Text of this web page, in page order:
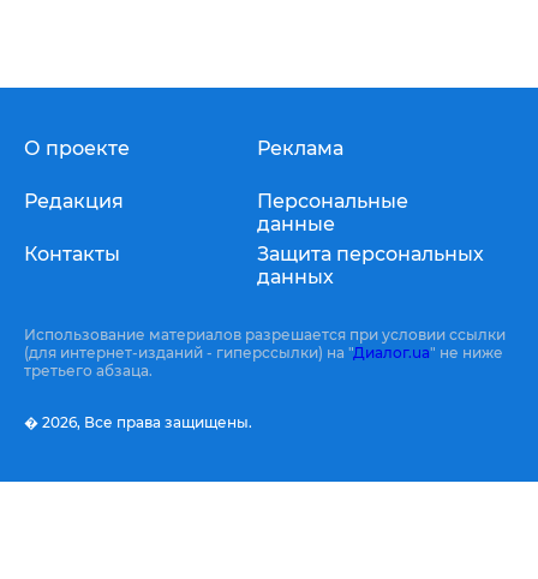
О проекте
Редакция
Контакты
Реклама
Персональные
данные
Защита персональных
данных
Использование материалов разрешается при условии ссылки
(для интернет-изданий - гиперссылки) на "Диалог.ua" не ниже
третьего абзаца.
� 2026, Все права защищены.